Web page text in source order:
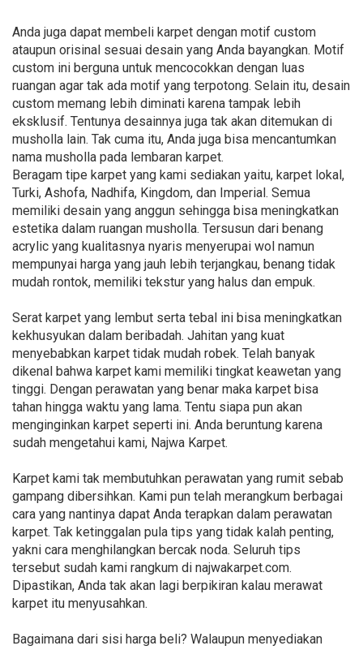
Anda juga dapat membeli karpet dengan motif custom
ataupun orisinal sesuai desain yang Anda bayangkan. Motif
custom ini berguna untuk mencocokkan dengan luas
ruangan agar tak ada motif yang terpotong. Selain itu, desain
custom memang lebih diminati karena tampak lebih
eksklusif. Tentunya desainnya juga tak akan ditemukan di
musholla lain. Tak cuma itu, Anda juga bisa mencantumkan
nama musholla pada lembaran karpet.
Beragam tipe karpet yang kami sediakan yaitu, karpet lokal,
Turki, Ashofa, Nadhifa, Kingdom, dan Imperial. Semua
memiliki desain yang anggun sehingga bisa meningkatkan
estetika dalam ruangan musholla. Tersusun dari benang
acrylic yang kualitasnya nyaris menyerupai wol namun
mempunyai harga yang jauh lebih terjangkau, benang tidak
mudah rontok, memiliki tekstur yang halus dan empuk.
Serat karpet yang lembut serta tebal ini bisa meningkatkan
kekhusyukan dalam beribadah. Jahitan yang kuat
menyebabkan karpet tidak mudah robek. Telah banyak
dikenal bahwa karpet kami memiliki tingkat keawetan yang
tinggi. Dengan perawatan yang benar maka karpet bisa
tahan hingga waktu yang lama. Tentu siapa pun akan
menginginkan karpet seperti ini. Anda beruntung karena
sudah mengetahui kami, Najwa Karpet.
Karpet kami tak membutuhkan perawatan yang rumit sebab
gampang dibersihkan. Kami pun telah merangkum berbagai
cara yang nantinya dapat Anda terapkan dalam perawatan
karpet. Tak ketinggalan pula tips yang tidak kalah penting,
yakni cara menghilangkan bercak noda. Seluruh tips
tersebut sudah kami rangkum di najwakarpet.com.
Dipastikan, Anda tak akan lagi berpikiran kalau merawat
karpet itu menyusahkan.
Bagaimana dari sisi harga beli? Walaupun menyediakan